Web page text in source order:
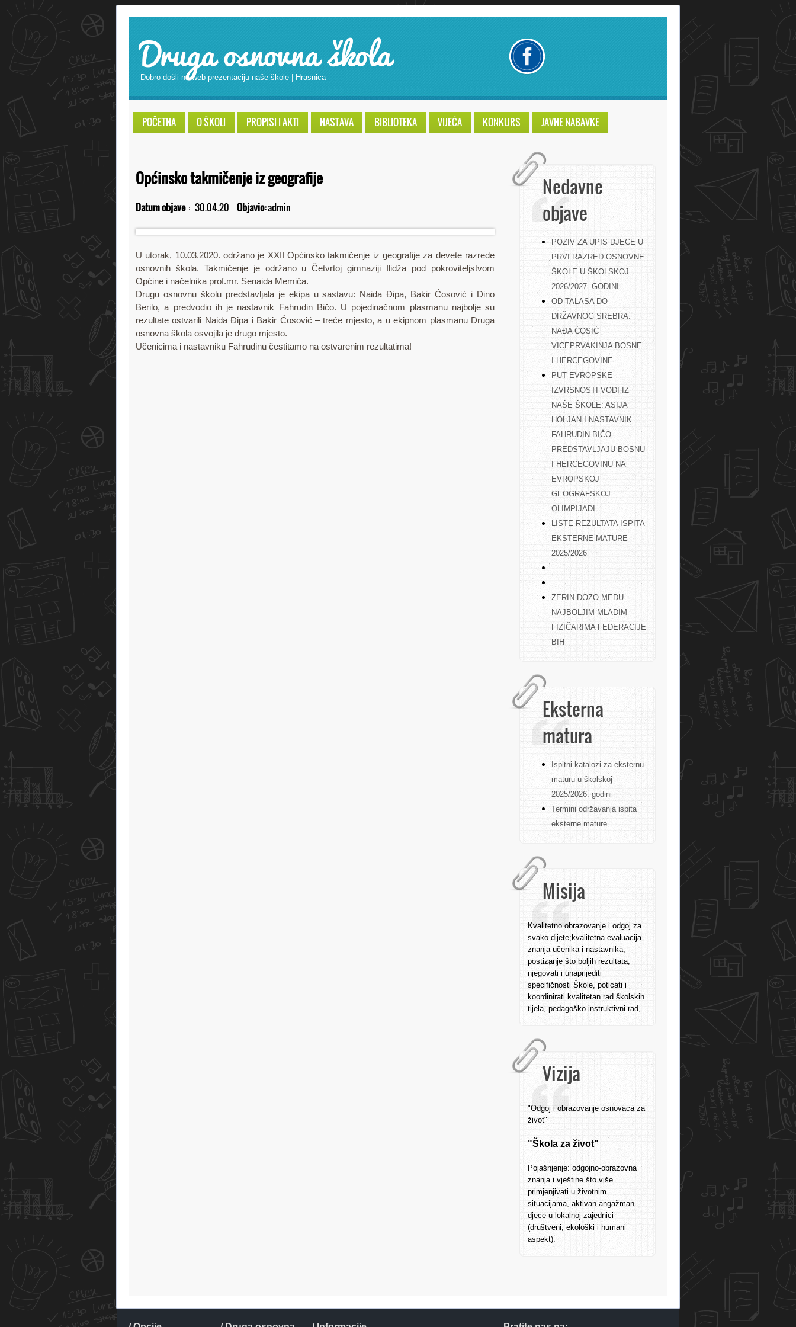
Druga osnovna škola
Dobro došli na web prezentaciju naše škole | Hrasnica
POČETNA O ŠKOLI PROPISI I AKTI NASTAVA BIBLIOTEKA VIJEĆA KONKURS JAVNE NABAVKE
Nedavne
objave
POZIV ZA UPIS DJECE U
PRVI RAZRED OSNOVNE
ŠKOLE U ŠKOLSKOJ
2026/2027. GODINI
OD TALASA DO
DRŽAVNOG SREBRA:
NAĐA ĆOSIĆ
VICEPRVAKINJA BOSNE
I HERCEGOVINE
PUT EVROPSKE
IZVRSNOSTI VODI IZ
NAŠE ŠKOLE: ASIJA
HOLJAN I NASTAVNIK
FAHRUDIN BIČO
PREDSTAVLJAJU BOSNU
I HERCEGOVINU NA
EVROPSKOJ
GEOGRAFSKOJ
OLIMPIJADI
LISTE REZULTATA ISPITA
EKSTERNE MATURE
2025/2026
ZERIN ĐOZO MEĐU
NAJBOLJIM MLADIM
FIZIČARIMA FEDERACIJE
BIH
Eksterna
matura
Ispitni katalozi za eksternu
maturu u školskoj
2025/2026. godini
Termini održavanja ispita
eksterne mature
Misija
Kvalitetno obrazovanje i odgoj za
svako dijete;kvalitetna evaluacija
znanja učenika i nastavnika;
postizanje što boljih rezultata;
njegovati i unaprijediti
specifičnosti Škole, poticati i
koordinirati kvalitetan rad školskih
tijela, pedagoško-instruktivni rad,.
Vizija
"Odgoj i obrazovanje osnovaca za
život"
"Škola za život"
Pojašnjenje: odgojno-obrazovna
znanja i vještine što više
primjenjivati u životnim
situacijama, aktivan angažman
djece u lokalnoj zajednici
(društveni, ekološki i humani
aspekt).
Općinsko takmičenje iz geografije
Datum objave : 30.04.20 Objavio:admin
U utorak, 10.03.2020. održano je XXII Općinsko takmičenje iz geografije za devete razrede
osnovnih škola. Takmičenje je održano u Četvrtoj gimnaziji Ilidža pod pokroviteljstvom
Općine i načelnika prof.mr. Senaida Memića.
Drugu osnovnu školu predstavljala je ekipa u sastavu: Naida Đipa, Bakir Ćosović i Dino
Berilo, a predvodio ih je nastavnik Fahrudin Bičo. U pojedinačnom plasmanu najbolje su
rezultate ostvarili Naida Đipa i Bakir Ćosović – treće mjesto, a u ekipnom plasmanu Druga
osnovna škola osvojila je drugo mjesto.
Učenicima i nastavniku Fahrudinu čestitamo na ostvarenim rezultatima!